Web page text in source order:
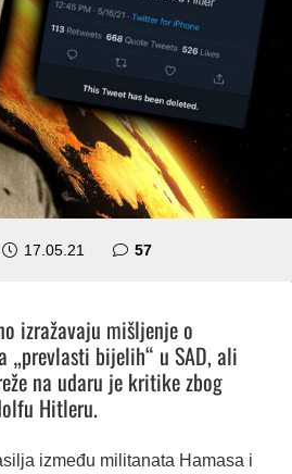
17.05.21 57komentara
izražavaju mišljenje o
„prevlasti bijelih“ u SAD, ali
na udaru je kritike zbog
Hitleru.
između militanata Hamasa i